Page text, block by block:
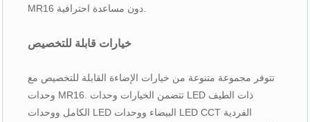
خيارات قابلة للتخصيص
تتوفر مجموعة متنوعة من خيارات الإضاءة القابلة للتخصيص مع
وحدات MR16. تتضمن الخيارات وحدات LED ذات الطيف
الكامل ووحدات LED البيضاء ووحدات LED CCT الفردية